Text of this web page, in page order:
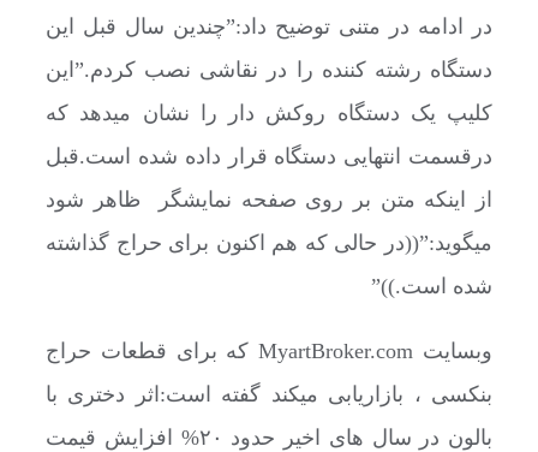
در ادامه در متنی توضیح داد:”چندین سال قبل این
دستگاه رشته کننده را در نقاشی نصب کردم.”این
کلیپ یک دستگاه روکش دار را نشان میدهد که
درقسمت انتهایی دستگاه قرار داده شده است.قبل
از اینکه متن بر روی صفحه نمایشگر ظاهر شود
میگوید:”((در حالی که هم اکنون برای حراج گذاشته
شده است.))”
وبسایت MyartBroker.com که برای قطعات حراج
بنکسی ، بازاریابی میکند گفته است:اثر دختری با
بالون در سال های اخیر حدود ۲۰% افزایش قیمت